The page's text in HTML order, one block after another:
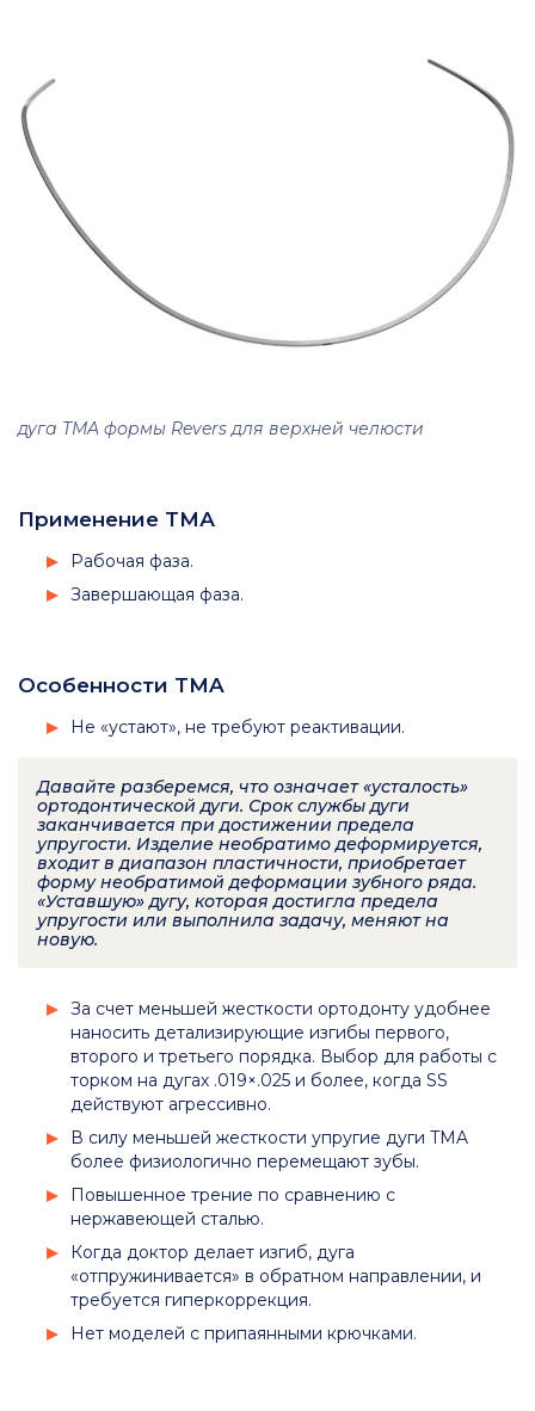
дуга TMA формы Revers для верхней челюсти
Применение ТМА
Рабочая фаза.
Завершающая фаза.
Особенности TMA
Не «устают», не требуют реактивации.
Давайте разберемся, что означает «усталость»
ортодонтической дуги. Срок службы дуги
заканчивается при достижении предела
упругости. Изделие необратимо деформируется,
входит в диапазон пластичности, приобретает
форму необратимой деформации зубного ряда.
«Уставшую» дугу, которая достигла предела
упругости или выполнила задачу, меняют на
новую.
За счет меньшей жесткости ортодонту удобнее
наносить детализирующие изгибы первого,
второго и третьего порядка. Выбор для работы с
торком на дугах .019×.025 и более, когда SS
действуют агрессивно.
В силу меньшей жесткости упругие дуги TMA
более физиологично перемещают зубы.
Повышенное трение по сравнению с
нержавеющей сталью.
Когда доктор делает изгиб, дуга
«отпружинивается» в обратном направлении, и
требуется гиперкоррекция.
Нет моделей с припаянными крючками.